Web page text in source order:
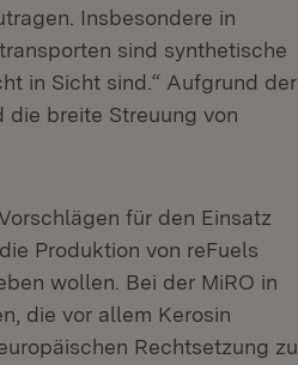
Insbesondere in
sind synthetische
in Sicht sind.“ Aufgrund der
die breite Streuung von
für den Einsatz
Produktion von reFuels
wollen. Bei der MiRO in
die vor allem Kerosin
Rechtsetzung zu